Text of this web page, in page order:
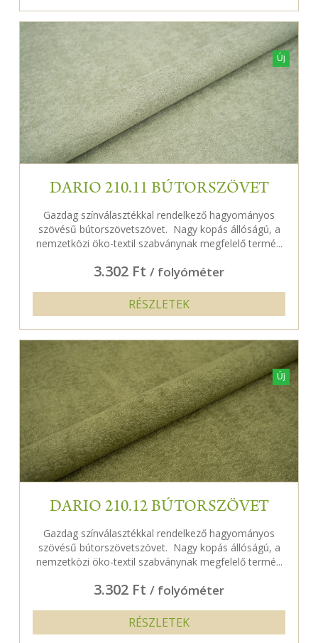
Új
DARIO 210.11 BÚTORSZÖVET
Gazdag színválasztékkal rendelkező hagyományos
szövésű bútorszövetszövet. Nagy kopás állóságú, a
nemzetközi öko-textil szabványnak megfelelő termé...
3.302 Ft / folyóméter
RÉSZLETEK
Új
DARIO 210.12 BÚTORSZÖVET
Gazdag színválasztékkal rendelkező hagyományos
szövésű bútorszövetszövet. Nagy kopás állóságú, a
nemzetközi öko-textil szabványnak megfelelő termé...
3.302 Ft / folyóméter
RÉSZLETEK